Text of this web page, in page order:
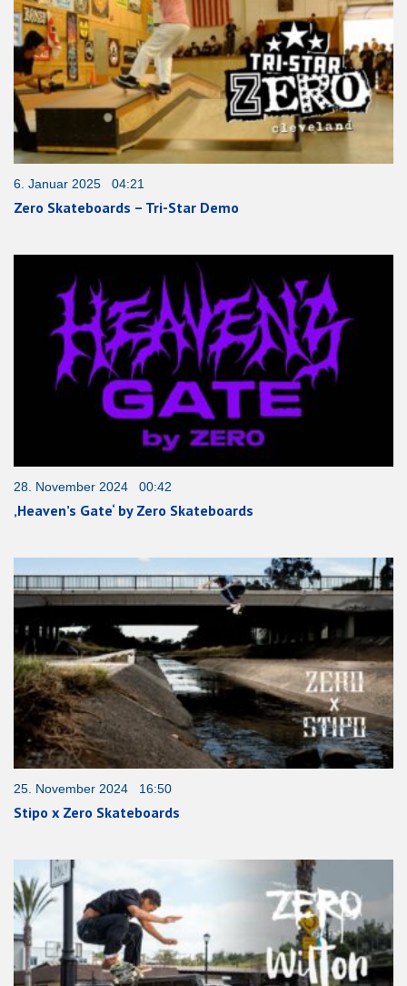
6. Januar 2025 04:21
Zero Skateboards – Tri-Star Demo
28. November 2024 00:42
‚Heaven’s Gate‘ by Zero Skateboards
25. November 2024 16:50
Stipo x Zero Skateboards